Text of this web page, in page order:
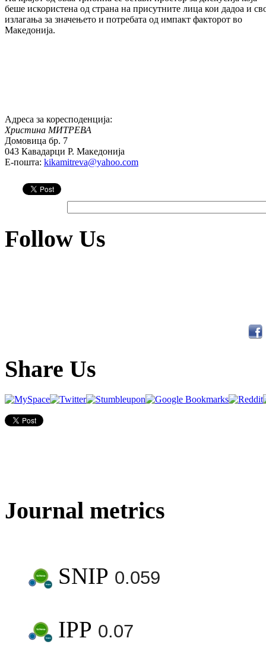
беше искористена од страна на присутните лица кои дадоа и
излагања за значењето и потребата од импакт факторот во
Македонија.
Адреса за коресподенција:
Христина МИТРЕВА
Домовица бр. 7
043 Кавадарци Р. Македонија
E-пошта: kikamitreva@yahoo.com
Follow Us
Share Us
Journal metrics
SNIP 0.059
IPP 0.07